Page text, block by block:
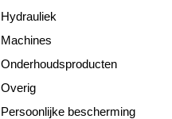
Hydrauliek
Machines
Onderhoudsproducten
Overig
Persoonlijke bescherming